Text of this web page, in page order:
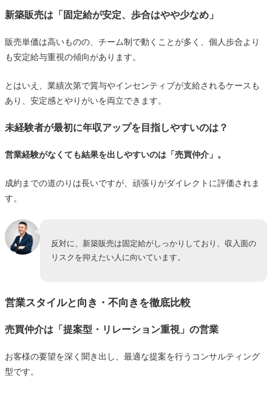
新築販売は「固定給が安定、歩合はやや少なめ」
販売単価は高いものの、チーム制で動くことが多く、個人歩合より
も安定給与重視の傾向があります。
とはいえ、業績次第で賞与やインセンティブが支給されるケースも
あり、安定感とやりがいを両立できます。
未経験者が最初に年収アップを目指しやすいのは？
営業経験がなくても結果を出しやすいのは「売買仲介」。
成約までの道のりは長いですが、頑張りがダイレクトに評価されま
す。
反対に、新築販売は固定給がしっかりしており、収入面の
リスクを抑えたい人に向いています。
営業スタイルと向き・不向きを徹底比較
売買仲介は「提案型・リレーション重視」の営業
お客様の要望を深く聞き出し、最適な提案を行うコンサルティング
型です。